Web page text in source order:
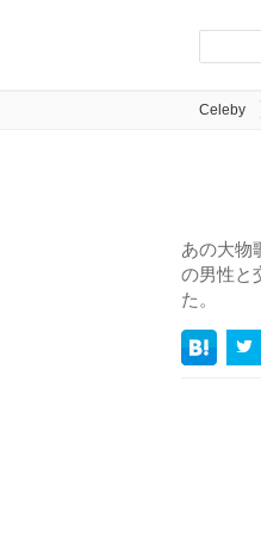
Celeby
あの大物
の男性と
た。